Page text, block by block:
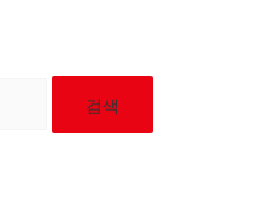
검색